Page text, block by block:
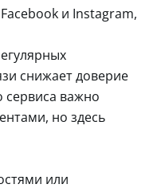
и Instagram,
снижает доверие
сервиса важно
но здесь
или